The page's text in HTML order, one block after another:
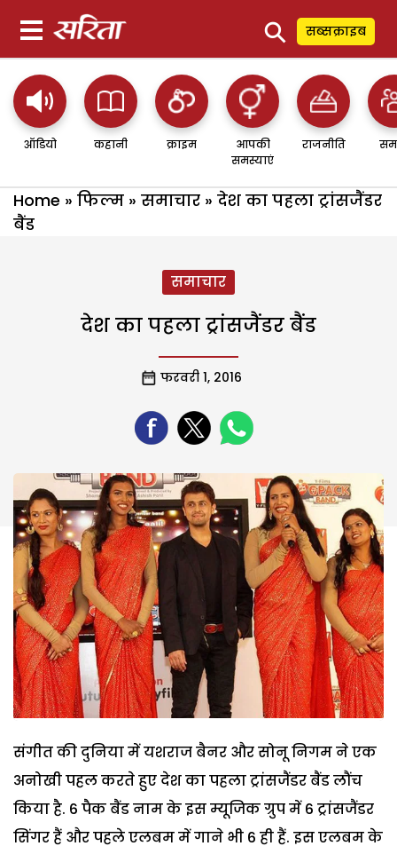
⚲ सब्सक्राइब
ऑडियो कहानी क्राइम
आपकी
समस्याएं
राजनीति
Home » फिल्म » समाचार » देश का पहला ट्रांसजैंडर
बैंड
समाचार
देश का पहला ट्रांसजैंडर बैंड
फरवरी 1, 2016
संगीत की दुनिया में यशराज बैनर और सोनू निगम ने एक
अनोखी पहल करते हुए देश का पहला ट्रांसजैंडर बैंड लौंच
किया है. 6 पैक बैंड नाम के इस म्यूजिक ग्रुप में 6 ट्रांसजैंडर
सिंगर हैं और पहले एलबम में गाने भी 6 ही हैं. इस एलबम के